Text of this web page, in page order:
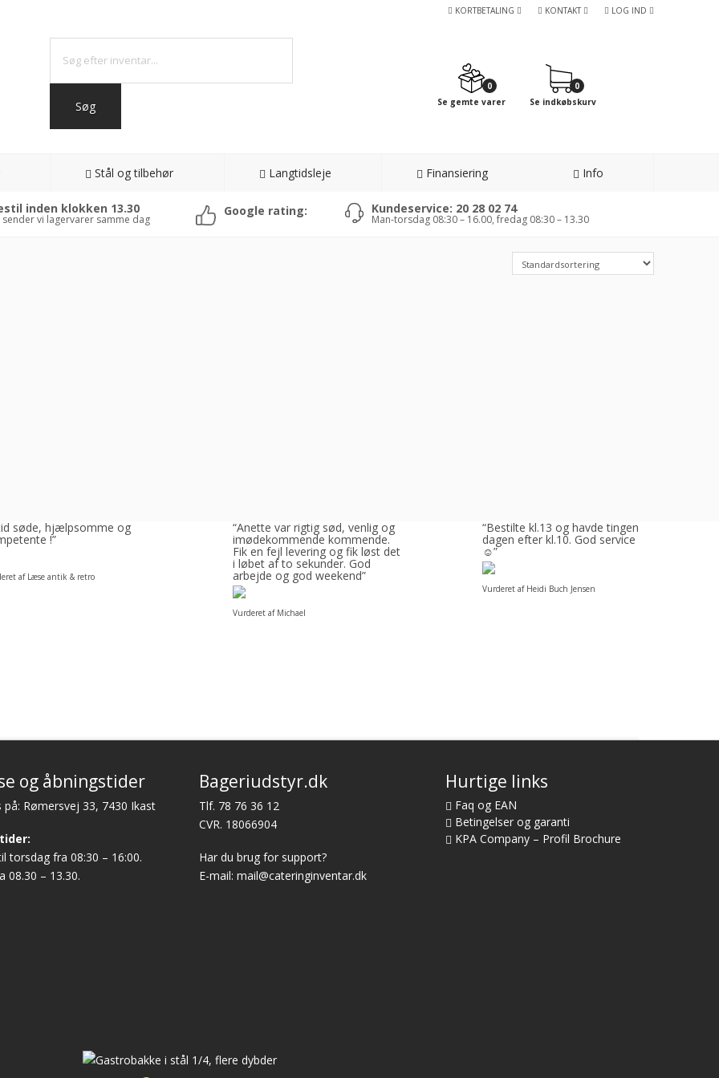
KORTBETALING KONTAKT LOG IND
0
Se gemte varer
0
Se indkøbskurv
Stål og tilbehør Langtidsleje Finansiering Info
inden klokken 13.30
sender vi lagervarer samme dag
Google rating: Kundeservice: 20 28 02 74
Man-torsdag 08:30 – 16.00, fredag 08:30 – 13.30
søde, hjælpsomme og
!”
af Læse antik & retro
“Anette var rigtig sød, venlig og
imødekommende kommende.
Fik en fejl levering og fik løst det
i løbet af to sekunder. God
arbejde og god weekend”
Vurderet af Michael
“Bestilte kl.13 og havde tingene
dagen efter kl.10. God service
☺”
Vurderet af Heidi Buch Jensen
og åbningstider
på: Rømersvej 33, 7430 Ikast
torsdag fra 08:30 – 16:00.
08.30 – 13.30.
Bageriudstyr.dk
Tlf. 78 76 36 12
CVR. 18066904
Har du brug for support?
E-mail: mail@cateringinventar.dk
Hurtige links
Faq og EAN
Betingelser og garanti
KPA Company – Profil Brochure